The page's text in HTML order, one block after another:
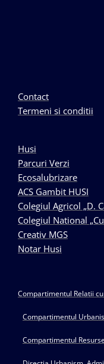
Contact
Termeni si conditii
Husi
Parcuri Verzi
Ecosalubrizare
ACS Gambit HUSI
Colegiul Agricol „D.
Colegiul National
Creativ MGS
Notar Husi
Compartimentul Relatii
Compartimentul
Compartimentul